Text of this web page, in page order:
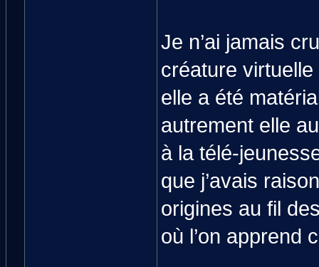
Je n’ai jamais
créature
elle a été
autrement elle
à la télé-
que j’avais
origines au fil
où l’on apprend